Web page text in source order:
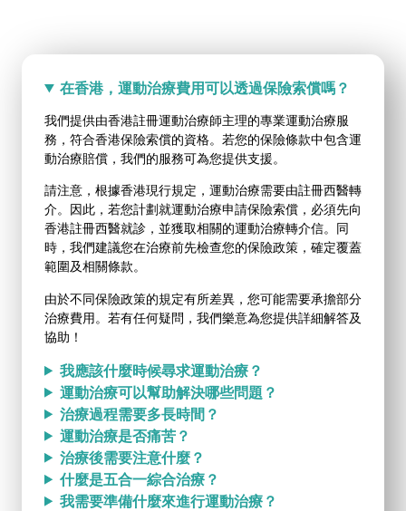
在香港，運動治療費用可以透過保險索償嗎？
我們提供由香港註冊運動治療師主理的專業運動治療服
務，符合香港保險索償的資格。若您的保險條款中包含運
動治療賠償，我們的服務可為您提供支援。
請注意，根據香港現行規定，運動治療需要由註冊西醫轉
介。因此，若您計劃就運動治療申請保險索償，必須先向
香港註冊西醫就診，並獲取相關的運動治療轉介信。同
時，我們建議您在治療前先檢查您的保險政策，確定覆蓋
範圍及相關條款。
由於不同保險政策的規定有所差異，您可能需要承擔部分
治療費用。若有任何疑問，我們樂意為您提供詳細解答及
協助！
我應該什麼時候尋求運動治療？
運動治療可以幫助解決哪些問題？
治療過程需要多長時間？
運動治療是否痛苦？
治療後需要注意什麼？
什麼是五合一綜合治療？
我需要準備什麼來進行運動治療？